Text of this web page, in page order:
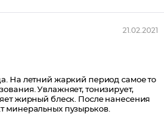
21.02.2021
На летний жаркий период самое то
Увлажняет, тонизирует,
жирный блеск. После нанесения
минеральных пузырьков.